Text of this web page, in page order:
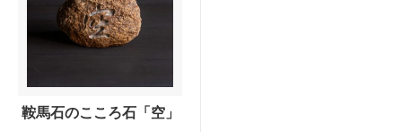
鞍馬石のこころ石「空」